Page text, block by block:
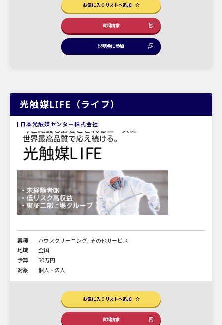
お気に入りリストへ追加
資料請求
説明会に参加
光触媒LIFE（ライフ）
日本光触媒センター株式会社
業種
ハウスクリーニング, その他サービス
地域
全国
予算
50万円
対象
個人・法人
お気に入りリストへ追加
資料請求